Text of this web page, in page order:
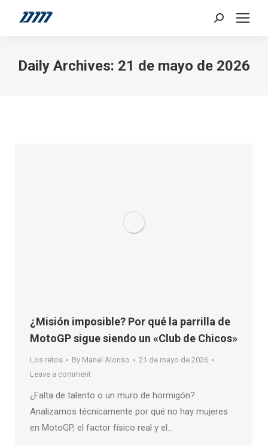
Search:
Daily Archives: 21 de mayo de 2026
¿Misión imposible? Por qué la parrilla de
MotoGP sigue siendo un «Club de Chicos»
Los retos By Manel Alonso
21 de mayo de 2026
Leave a comment
¿Falta de talento o un muro de hormigón?
Analizamos técnicamente por qué no hay mujeres
en MotoGP, el factor físico real y el…